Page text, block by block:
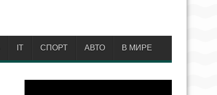
IT СПОРТ АВТО В МИРЕ